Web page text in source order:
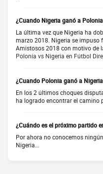
¿Cuando Nigeria ganó a
La última vez que Nigeria ha
marzo 2018. Nigeria se impuso
Amistosos 2018 con motivo de
Polonia vs Nigeria en Fútbol
¿Cuando Polonia ganó a
En los 2 últimos choques
ha logrado encontrar el camino
¿Cuándo es el próximo partido
Por ahora no conocemos
Nigeria...